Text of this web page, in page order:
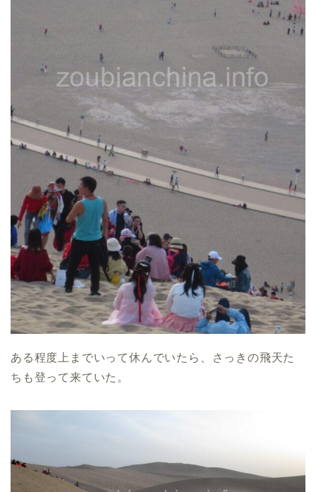
ある程度上までいって休んでいたら、さっきの飛天た
ちも登って来ていた。